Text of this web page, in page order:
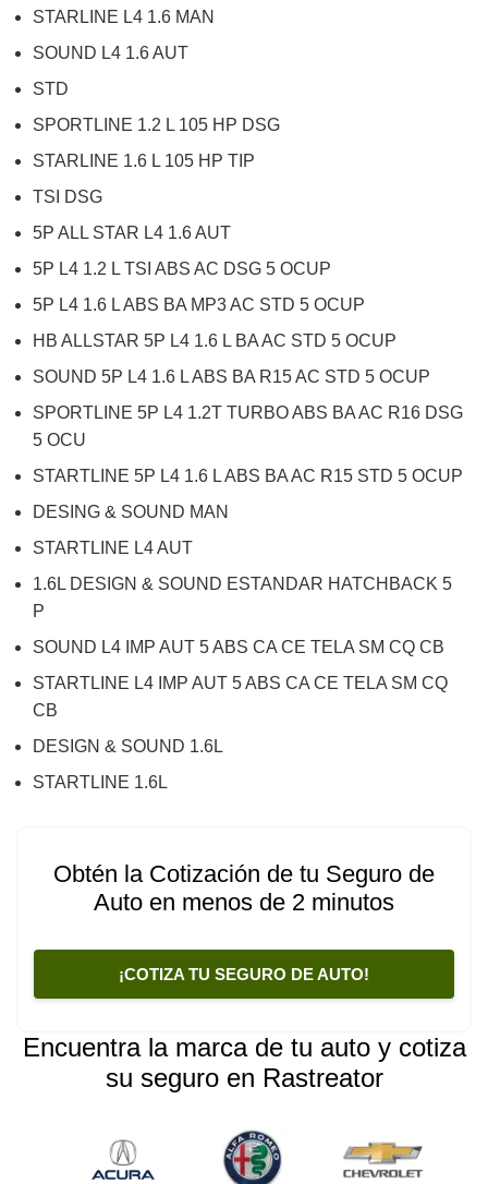
STARLINE L4 1.6 MAN
SOUND L4 1.6 AUT
STD
SPORTLINE 1.2 L 105 HP DSG
STARLINE 1.6 L 105 HP TIP
TSI DSG
5P ALL STAR L4 1.6 AUT
5P L4 1.2 L TSI ABS AC DSG 5 OCUP
5P L4 1.6 L ABS BA MP3 AC STD 5 OCUP
HB ALLSTAR 5P L4 1.6 L BA AC STD 5 OCUP
SOUND 5P L4 1.6 L ABS BA R15 AC STD 5 OCUP
SPORTLINE 5P L4 1.2T TURBO ABS BA AC R16 DSG
5 OCU
STARTLINE 5P L4 1.6 L ABS BA AC R15 STD 5 OCUP
DESING & SOUND MAN
STARTLINE L4 AUT
1.6L DESIGN & SOUND ESTANDAR HATCHBACK 5
P
SOUND L4 IMP AUT 5 ABS CA CE TELA SM CQ CB
STARTLINE L4 IMP AUT 5 ABS CA CE TELA SM CQ
CB
DESIGN & SOUND 1.6L
STARTLINE 1.6L
Obtén la Cotización de tu Seguro de
Auto en menos de 2 minutos
¡COTIZA TU SEGURO DE AUTO!
Encuentra la marca de tu auto y cotiza
su seguro en Rastreator